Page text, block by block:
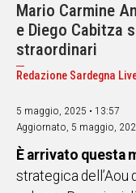
GALLURA
OGLIASTRA
MEDIO
CAMPIDANO
ALTRE
NOTIZIE
POLITICA
IN
Mario Carmine
e Diego Cabitza
straordinari
Redazione Sardegna
5 maggio, 2025 • 13:57
Aggiornato, 5 maggio,
È arrivato questa
strategica dell’Aou